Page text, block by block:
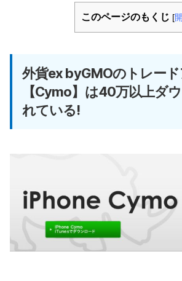
このページのもくじ [
外貨ex byGMOのトレード
【Cymo】は40万以上ダ
れている!